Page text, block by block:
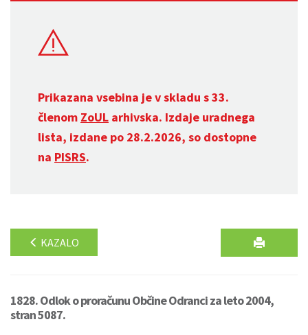
Prikazana vsebina je v skladu s 33.
členom ZoUL arhivska. Izdaje uradnega
lista, izdane po 28.2.2026, so dostopne
na PISRS.
KAZALO
1828. Odlok o proračunu Občine Odranci za leto 2004,
stran 5087.